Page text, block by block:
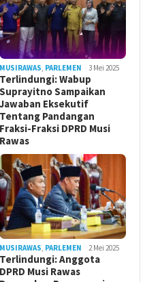
MUSIRAWAS PARLEMEN 3 Mei 2025
Terlindungi: Wabup
Suprayitno Sampaikan
Jawaban Eksekutif
Tentang Pandangan
Fraksi-Fraksi DPRD Musi
Rawas
MUSIRAWAS PARLEMEN 2 Mei 2025
Terlindungi: Anggota
DPRD Musi Rawas